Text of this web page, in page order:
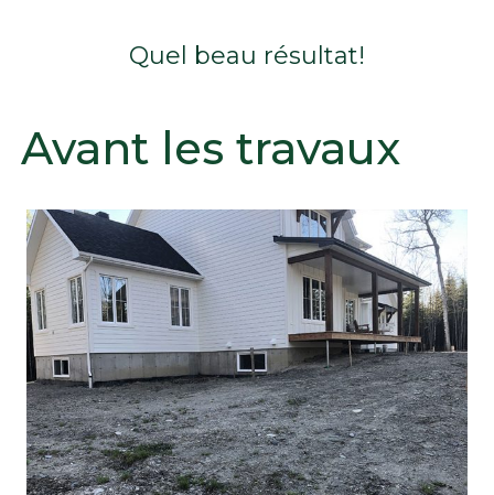
Quel beau résultat!
Avant les travaux